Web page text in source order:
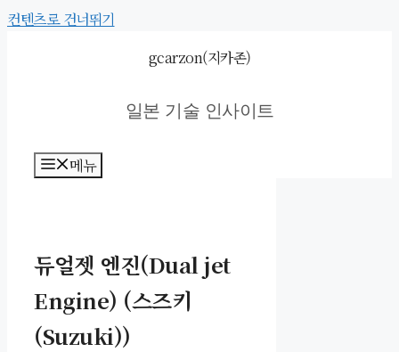
컨텐츠로 건너뛰기
gcarzon(지카존)
일본 기술 인사이트
메뉴
듀얼젯 엔진(Dual jet
Engine) (스즈키
(Suzuki))